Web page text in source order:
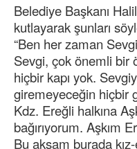
Belediye Başkanı
kutlayarak şunları
“Ben her zaman
Sevgi, çok önemli bir
hiçbir kapı yok.
giremeyeceğin hiçbir
Kdz. Ereğli halkına
bağırıyorum. Aşkım
Bu akşam burada